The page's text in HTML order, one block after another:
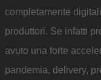
completamente
produttori. Se infatti
avuto una forte
pandemia, delivery,